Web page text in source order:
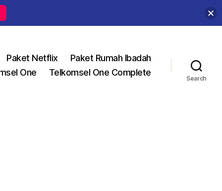
Paket Netflix
Paket Rumah Ibadah
One
Telkomsel One Complete
Search